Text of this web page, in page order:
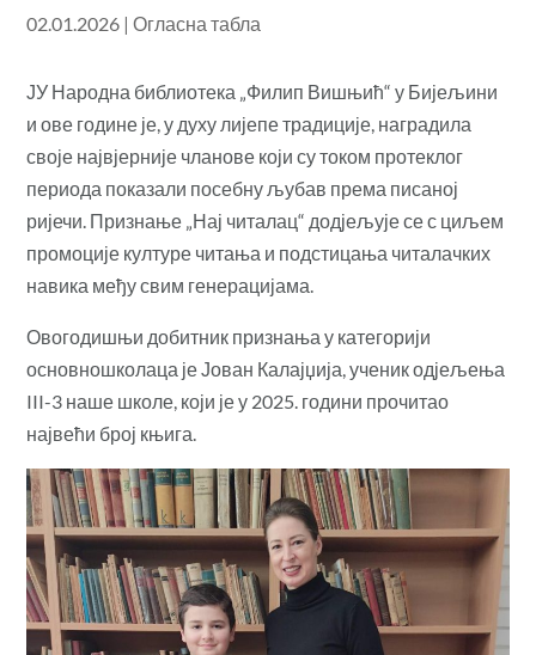
02.01.2026 |Огласна табла
ЈУ Народна библиотека „Филип Вишњић“ у Бијељини
и ове године је, у духу лијепе традиције, наградила
своје највјерније чланове који су током протеклог
периода показали посебну љубав према писаној
ријечи. Признање „Нај читалац“ додјељује се с циљем
промоције културе читања и подстицања читалачких
навика међу свим генерацијама.
Овогодишњи добитник признања у категорији
основношколаца је Јован Калајџија, ученик одјељења
III-3 наше школе, који је у 2025. години прочитао
највећи број књига.